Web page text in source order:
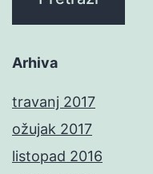
Arhiva
travanj 2017
ožujak 2017
listopad 2016